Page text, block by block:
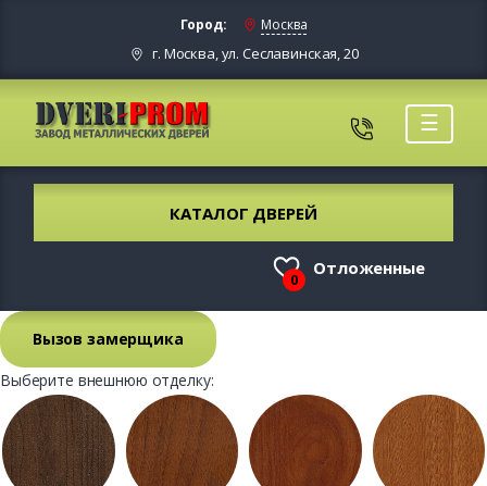
Город: Москва
г. Москва, ул. Сеславинская, 20
☰
КАТАЛОГ ДВЕРЕЙ
0
Отложенные
Вызов замерщика
Выберите внешнюю отделку: